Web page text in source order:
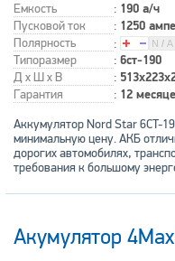
Емкость : 190 а/ч
Пусковой ток : 1250
Полярность
:
Типоразмер
: 6ст-190
Д x Ш x В :
Гарантия : 12
Аккумулятор Nord Star 6CT-
минимальную цену. АКБ
дорогих автомобилях,
требования к большому
Акумулятор